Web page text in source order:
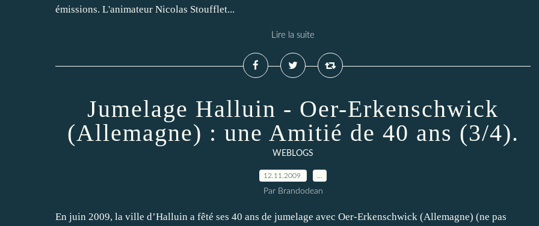
émissions. L'animateur Nicolas Stoufflet...
Lire la suite
Jumelage Halluin - Oer-Erkenschwick
(Allemagne) : une Amitié de 40 ans (3/4).
WEBLOGS
12.11.2009
Par Brandodean
En juin 2009, la ville d’Halluin a fêté ses 40 ans de jumelage avec Oer-Erkenschwick (Allemagne) (ne pas